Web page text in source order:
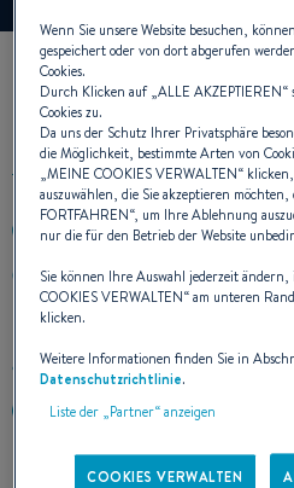
UNSERE
+33325412887
8 RUE DU LAC
10140 MESNIL-SAINT-PERE
France
Route berechnen
https://www.dis-marine.com
Wenn Sie unsere Website besuchen,
gespeichert oder von dort abgerufen
Cookies.
Durch Klicken auf „ALLE AKZEPTIEREN“
Cookies zu.
Da uns der Schutz Ihrer Privatsphäre
die Möglichkeit, bestimmte Arten von
„MEINE COOKIES VERWALTEN“
auszuwählen, die Sie akzeptieren möchten,
FORTFAHREN“, um Ihre Ablehnung
nur die für den Betrieb der Website
Sie können Ihre Auswahl jederzeit
COOKIES VERWALTEN“ am unteren
klicken.
Weitere Informationen finden Sie in
Datenschutzrichtlinie.
Liste der „Partner“ anzeigen
COOKIES VERWALTEN